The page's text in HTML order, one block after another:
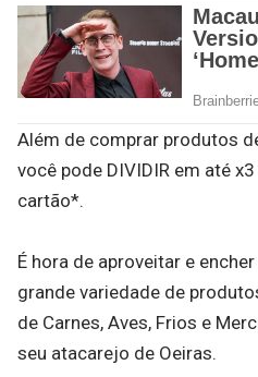
Além de comprar produtos
você pode DIVIDIR em até
cartão*.
É hora de aproveitar e
grande variedade de
de Carnes, Aves, Frios e
seu atacarejo de Oeiras.